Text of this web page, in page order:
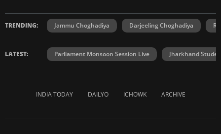
TRENDING: Jammu Choghadiya Darjeeling Choghadiya
LATEST: Parliament Monsoon Session Live Jharkhand
INDIA TODAY DAILYO ICHOWK ARCHIVE